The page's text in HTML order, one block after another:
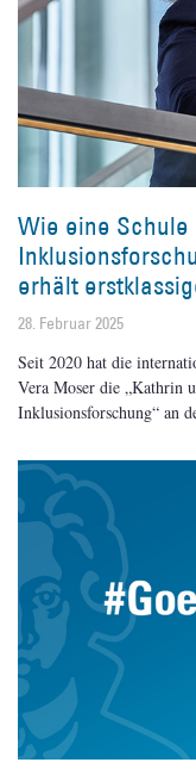
Wie eine
erhält
28. Februar 2025
Seit 2020 hat die
Vera Moser die „Kathrin
Inklusionsforschung“ an